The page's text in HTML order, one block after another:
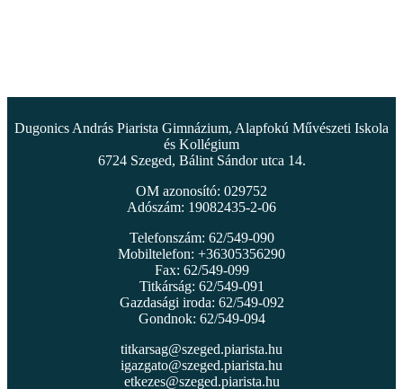
Dugonics András Piarista Gimnázium, Alapfokú Művészeti Iskola
és Kollégium
6724 Szeged, Bálint Sándor utca 14.
OM azonosító: 029752
Adószám: 19082435-2-06
Telefonszám: 62/549-090
Mobiltelefon: +36305356290
Fax: 62/549-099
Titkárság: 62/549-091
Gazdasági iroda: 62/549-092
Gondnok: 62/549-094
titkarsag@szeged.piarista.hu
igazgato@szeged.piarista.hu
etkezes@szeged.piarista.hu